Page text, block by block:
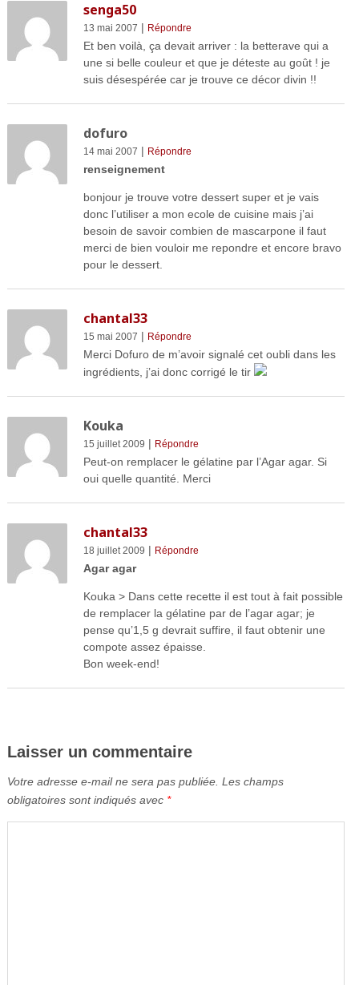
senga50
13 mai 2007 | Répondre
Et ben voilà, ça devait arriver : la betterave qui a
une si belle couleur et que je déteste au goût ! je
suis désespérée car je trouve ce décor divin !!
dofuro
14 mai 2007 | Répondre
renseignement
bonjour je trouve votre dessert super et je vais
donc l’utiliser a mon ecole de cuisine mais j’ai
besoin de savoir combien de mascarpone il faut
merci de bien vouloir me repondre et encore bravo
pour le dessert.
chantal33
15 mai 2007 | Répondre
Merci Dofuro de m’avoir signalé cet oubli dans les
ingrédients, j’ai donc corrigé le tir
Kouka
15 juillet 2009 | Répondre
Peut-on remplacer le gélatine par l’Agar agar. Si
oui quelle quantité. Merci
chantal33
18 juillet 2009 | Répondre
Agar agar
Kouka > Dans cette recette il est tout à fait possible
de remplacer la gélatine par de l’agar agar; je
pense qu’1,5 g devrait suffire, il faut obtenir une
compote assez épaisse.
Bon week-end!
Laisser un commentaire
Votre adresse e-mail ne sera pas publiée. Les champs
obligatoires sont indiqués avec *